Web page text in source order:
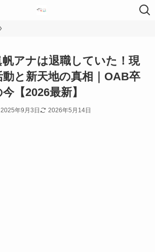
帆アナは退職していた！現
動と新天地の真相｜OAB卒
【2026最新】
2025年9月3日 2026年5月14日